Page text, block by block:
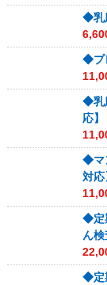
◆乳
◆プ
◆乳
応】
◆マ
対応
◆定
ん検
◆定